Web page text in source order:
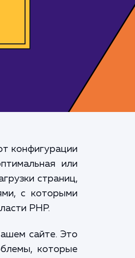
конфигурации
или
страниц,
с которыми
PHP.
сайте. Это
которые